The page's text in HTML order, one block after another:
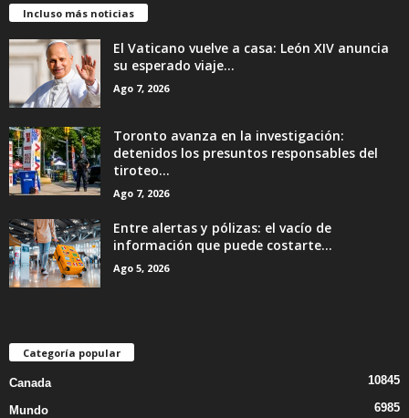
Incluso más noticias
El Vaticano vuelve a casa: León XIV anuncia
su esperado viaje...
Ago 7, 2026
Toronto avanza en la investigación:
detenidos los presuntos responsables del
tiroteo...
Ago 7, 2026
Entre alertas y pólizas: el vacío de
información que puede costarte...
Ago 5, 2026
Categoría popular
Canada 10845
Mundo 6985